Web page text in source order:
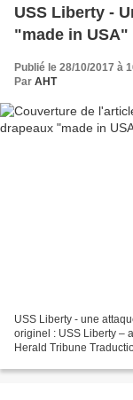
USS Liberty -
"made in USA"
Publié le 28/10/2017 à
Par AHT
USS Liberty - une
originel : USS Liberty –
Herald Tribune